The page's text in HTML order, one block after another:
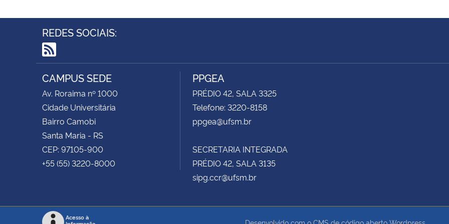
REDES SOCIAIS:
RSS
CAMPUS SEDE
Av. Roraima nº 1000
Cidade Universitária
Bairro Camobi
Santa Maria - RS
CEP: 97105-900
+55 (55) 3220-8000
PPGEA
PRÉDIO 42, SALA 3325
Telefone: 3220-8158
ppgea@ufsm.br
SECRETARIA INTEGRADA
PRÉDIO 42, SALA 3135
sipg.ccr@ufsm.br
Acesso à